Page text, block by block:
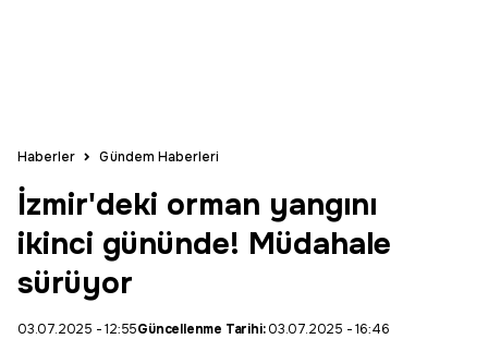
Haberler Gündem Haberleri
İzmir'deki orman yangını
ikinci gününde! Müdahale
sürüyor
03.07.2025 - 12:55Güncellenme Tarihi:03.07.2025 - 16:46